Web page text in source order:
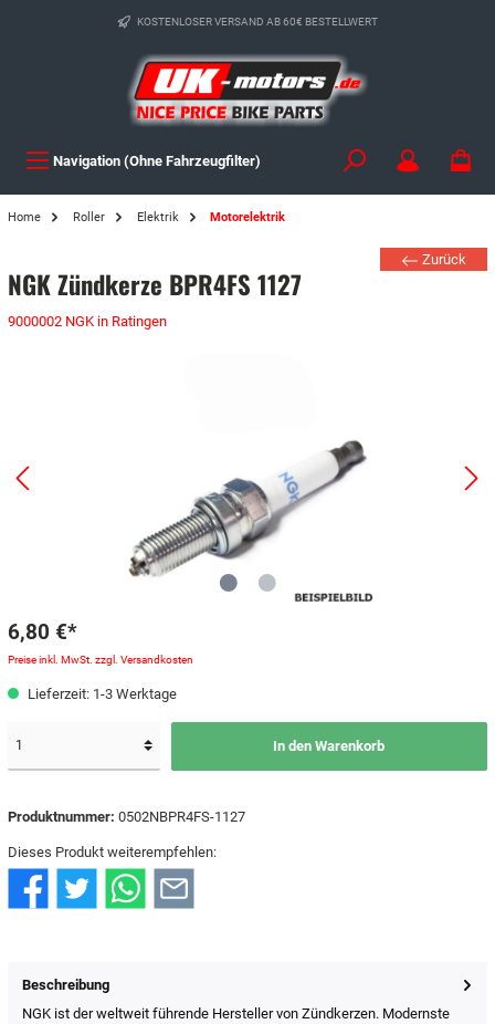
KOSTENLOSER VERSAND AB 60€ BESTELLWERT
Navigation (Ohne Fahrzeugfilter)
Home Roller Elektrik Motorelektrik
Zurück
NGK Zündkerze BPR4FS 1127
9000002 NGK in Ratingen
6,80 €*
Preise inkl. MwSt. zzgl. Versandkosten
Lieferzeit: 1-3 Werktage
In den Warenkorb
Produktnummer: 0502NBPR4FS-1127
Dieses Produkt weiterempfehlen:
Beschreibung
NGK ist der weltweit führende Hersteller von Zündkerzen. Modernste